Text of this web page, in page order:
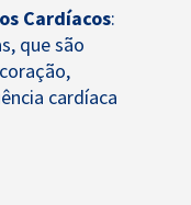
Cardíacos:
que são
cardíaca